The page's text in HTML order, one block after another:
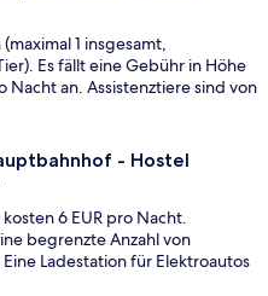
1 insgesamt,
Es fällt eine Gebühr in Höhe
Nacht an. Assistenztiere sind von
- Hostel
6 EUR pro Nacht.
begrenzte Anzahl von
Ladestation für Elektroautos